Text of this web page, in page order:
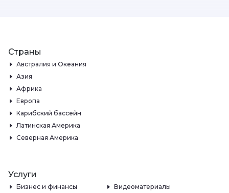
Страны
Австралия и Океания
Азия
Африка
Европа
Карибский бассейн
Латинская Америка
Северная Америка
Услуги
Бизнес и финансы
Видеоматериалы